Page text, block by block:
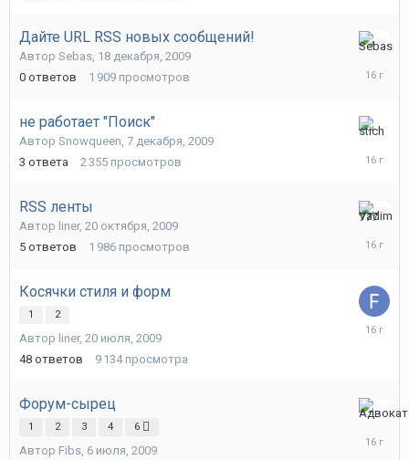
Дайте URL RSS новых сообщений!
Автор Sebas, 18 декабря, 2009
0 ответов 1 909 просмотров
18
декабря,
не работает "Поиск"
Автор Snowqueen, 7 декабря, 2009
3 ответа 2 355 просмотров
7
декабря,
RSS ленты
Автор liner, 20 октября, 2009
5 ответов 1 986 просмотров
20
октября,
Косячки стиля и форм
1 2
Автор liner, 20 июля, 2009
48 ответов 9 134 просмотра
17
Форум-сырец
1 2 3 4 6
Автор Fibs, 6 июля, 2009
25